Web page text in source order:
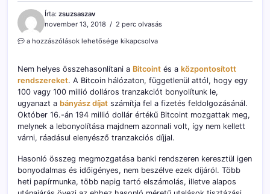
Írta: zsuzsaszav
november 13, 2018
2 perc olvasás
Nem
Bitcoin
és
a
központosított
rendszerek
összehasonlítása
bejegyzéshez
a hozzászólások lehetősége kikapcsolva
Nem helyes összehasonlítani a Bitcoint és a központosított
rendszereket. A Bitcoin hálózaton, függetlenül attól, hogy egy
100 vagy 100 millió dolláros tranzakciót bonyolítunk le,
ugyanazt a bányász díjat számítja fel a fizetés feldolgozásánál.
Október 16.-án 194 millió dollár értékű Bitcoint mozgattak meg,
melynek a lebonyolítása majdnem azonnali volt, így nem kellett
várni, ráadásul elenyésző tranzakciós díjjal.
Hasonló összeg megmozgatása banki rendszeren keresztül igen
bonyodalmas és időigényes, nem beszélve ezek díjáról. Több
heti papírmunka, több napig tartó elszámolás, illetve alapos